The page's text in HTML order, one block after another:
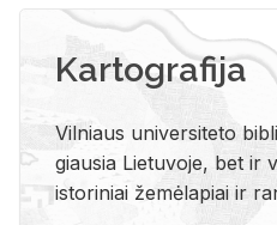
Kartografija
Vil­niaus uni­ver­si­te­to
giau­sia Lie­tu­vo­je, bet ir
is­to­ri­niai že­mė­la­piai ir